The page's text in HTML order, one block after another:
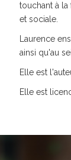
touchant à
et sociale.
Laurence
ainsi qu'au
Elle est
Elle est